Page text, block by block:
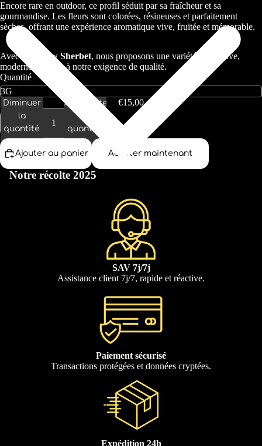
Encore rare en outdoor, ce profil séduit par sa fraîcheur et sa
gourmandise. Les fleurs sont colorées, résineuses et parfaitement
sèches, offrant une expérience aromatique vive, fruitée et mémorable.
Avec Rainbow Sherbet, nous proposons une variété expressive,
moderne et fidèle à notre exigence de qualité.
Quantité
€15,00
Diminuer
la
quantité
Augmenter
quantité
Ajouter au panier Acheter maintenant
Notre récolte 2025
SAV 7j/7j
Assistance client 7j/7, rapide et réactive.
Paiement sécurisé
Transactions protégées et données cryptées.
Expédition 24h